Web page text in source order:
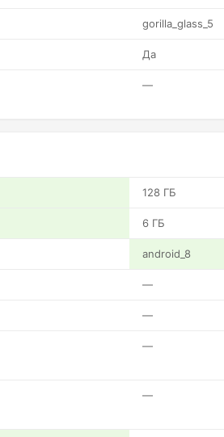
gorilla_glass_5
Да
—
128 ГБ
6 ГБ
android_8
—
—
—
—